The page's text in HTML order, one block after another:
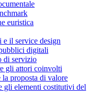
euristica
e il service design
digitali
di servizio
gli attori coinvolti
la proposta di valore
gli elementi costitutivi del